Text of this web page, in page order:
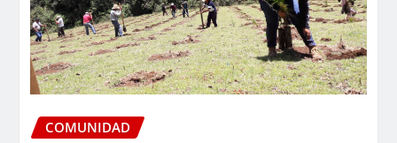
COMUNIDAD